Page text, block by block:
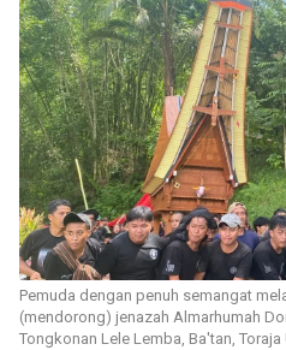
Pemuda dengan penuh semangat
(mendorong) jenazah Almarhumah
Tongkonan Lele Lemba, Ba'tan,